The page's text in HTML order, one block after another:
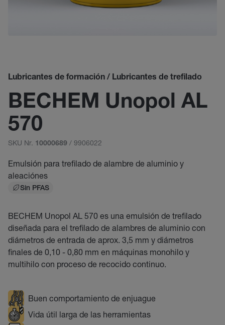
Lubricantes de formación / Lubricantes de trefilado
BECHEM Unopol AL
570
SKU Nr. 10000689 / 9906022
Emulsión para trefilado de alambre de aluminio y
aleaciónes
Sin PFAS
BECHEM Unopol AL 570 es una emulsión de trefilado
diseñada para el trefilado de alambres de aluminio con
diámetros de entrada de aprox. 3,5 mm y diámetros
finales de 0,10 - 0,80 mm en máquinas monohilo y
multihilo con proceso de recocido continuo.
Buen comportamiento de enjuague
Vida útil larga de las herramientas